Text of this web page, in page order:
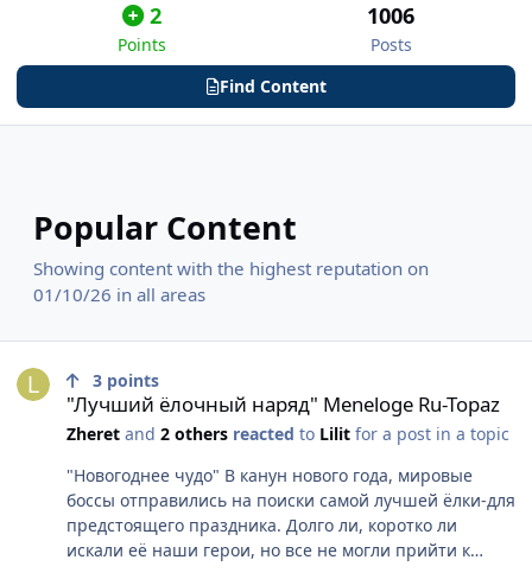
2
Points
1006
Posts
Find Content
Popular Content
Showing content with the highest reputation on
01/10/26 in all areas
"Лучший ёлочный наряд" Meneloge Ru-Topaz
Zheret and 2 others reacted to Lilit for a post in a topic
3 points
"Новогоднее чудо" В канун нового года, мировые
боссы отправились на поиски самой лучшей ёлки-для
предстоящего праздника. Долго ли, коротко ли
искали её наши герои, но все не могли прийти к